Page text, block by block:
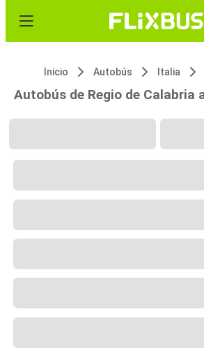
Inicio Autobús Italia
Autobús de Regio de Calabria